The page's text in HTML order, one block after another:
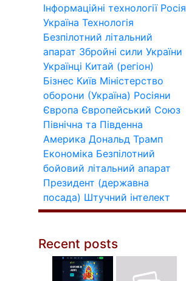
Інформаційні технології Росія
Україна Технологія
Безпілотний літальний
апарат Збройні сили України
Українці Китай (регіон)
Бізнес Київ Міністерство
оборони (Україна) Росіяни
Європа Європейський Союз
Північна та Південна
Америка Дональд Трамп
Економіка Безпілотний
бойовий літальний апарат
Президент (державна
посада) Штучний інтелект
Recent posts